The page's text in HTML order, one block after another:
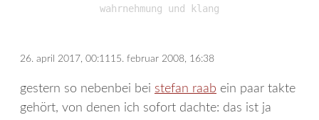
wahrnehmung und klang
26. april 2017, 00:1115. februar 2008, 16:38
gestern so nebenbei bei stefan raab ein paar takte
gehört, von denen ich sofort dachte: das ist ja